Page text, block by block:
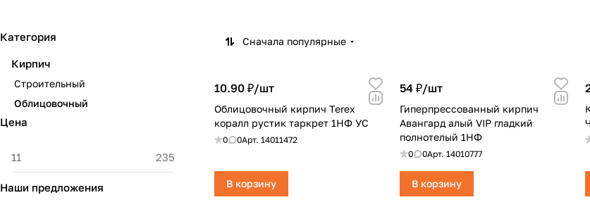
Сначала популярные
10.90 ₽/шт
Облицовочный кирпич Terex
коралл рустик таркрет 1НФ УС
0 0Арт. 14011472
В корзину
54 ₽/шт
Гиперпрессованный кирпич
Авангард алый VIP гладкий
полнотелый 1НФ
0 0Арт. 14010777
В корзину
Категория
Кирпич
Строительный
Облицовочный
Цена
Наши предложения